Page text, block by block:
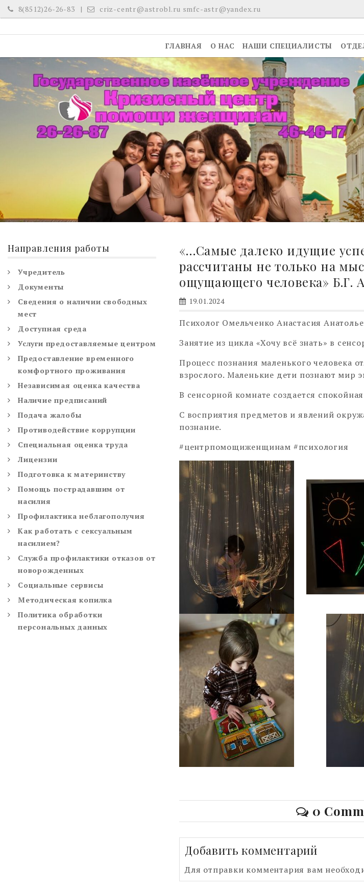
Skip
to
8(8512)26-26-83 criz-centr@astrobl.ru smfc-astr@yandex.ru
ГЛАВНАЯ О НАС НАШИ СПЕЦИАЛИСТЫ
«…Самые далеко идущие
рассчитаны не только на
ощущающего человека» Б.Г.
19.01.2024
Психолог Омельченко Анастасия
Занятие из цикла «Хочу всё знать» в
Процесс познания маленького человека
взрослого. Маленькие дети познают мир
В сенсорной комнате создается
С восприятия предметов и явлений
познание.
#центрпомощиженщинам #психология
0
Добавить комментарий
Для отправки комментария вам
Направления работы
Учредитель
Документы
Сведения о наличии свободных
мест
Доступная среда
Услуги предоставляемые центром
Предоставление временного
комфортного проживания
Независимая оценка качества
Наличие предписаний
Подача жалобы
Противодействие коррупции
Специальная оценка труда
Лицензии
Подготовка к материнству
Помощь пострадавшим от
насилия
Профилактика неблагополучия
Как работать с сексуальным
насилием?
Служба профилактики отказов от
новорожденных
Социальные сервисы
Методическая копилка
Политика обработки
персональных данных